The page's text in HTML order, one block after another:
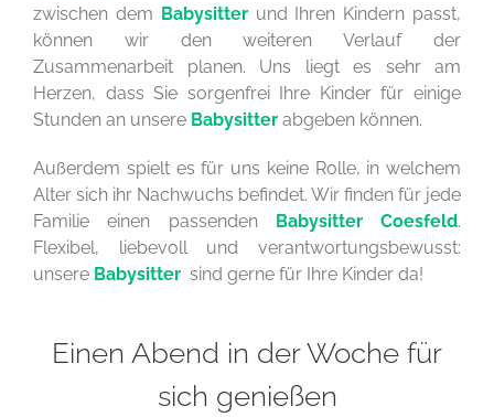
zwischen dem Babysitterund Ihren Kindern passt,
können wir den weiteren Verlauf der
Zusammenarbeit planen. Uns liegt es sehr am
Herzen, dass Sie sorgenfrei Ihre Kinder für einige
Stunden an unsere Babysitter abgeben können.
Außerdem spielt es für uns keine Rolle, in welchem
Alter sich ihr Nachwuchs befindet. Wir finden für jede
Familie einen passenden Babysitter Coesfeld.
Flexibel, liebevoll und verantwortungsbewusst:
unsere Babysitter sind gerne für Ihre Kinder da!
Einen Abend in der Woche für
sich genießen